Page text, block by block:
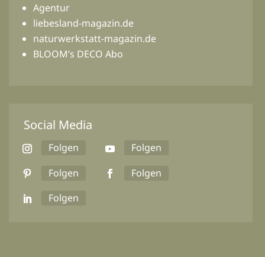
Agentur
liebesland-magazin.de
naturwerkstatt-magazin.de
BLOOM’s DECO Abo
Social Media
Folgen
Folgen
Folgen
Folgen
Folgen